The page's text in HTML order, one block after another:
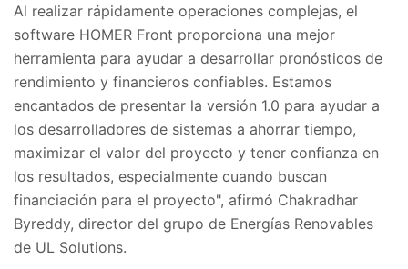
Al realizar rápidamente operaciones complejas, el
software HOMER Front proporciona una mejor
herramienta para ayudar a desarrollar pronósticos de
rendimiento y financieros confiables. Estamos
encantados de presentar la versión 1.0 para ayudar a
los desarrolladores de sistemas a ahorrar tiempo,
maximizar el valor del proyecto y tener confianza en
los resultados, especialmente cuando buscan
financiación para el proyecto", afirmó Chakradhar
Byreddy, director del grupo de Energías Renovables
de UL Solutions.